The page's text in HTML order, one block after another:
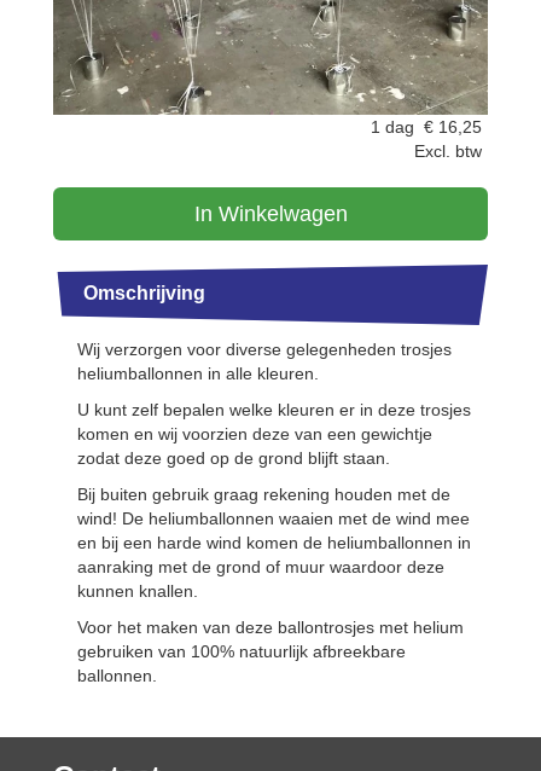
1 dag € 16,25
Excl. btw
In Winkelwagen
Omschrijving
Wij verzorgen voor diverse gelegenheden trosjes
heliumballonnen in alle kleuren.
U kunt zelf bepalen welke kleuren er in deze trosjes
komen en wij voorzien deze van een gewichtje
zodat deze goed op de grond blijft staan.
Bij buiten gebruik graag rekening houden met de
wind! De heliumballonnen waaien met de wind mee
en bij een harde wind komen de heliumballonnen in
aanraking met de grond of muur waardoor deze
kunnen knallen.
Voor het maken van deze ballontrosjes met helium
gebruiken van 100% natuurlijk afbreekbare
ballonnen.